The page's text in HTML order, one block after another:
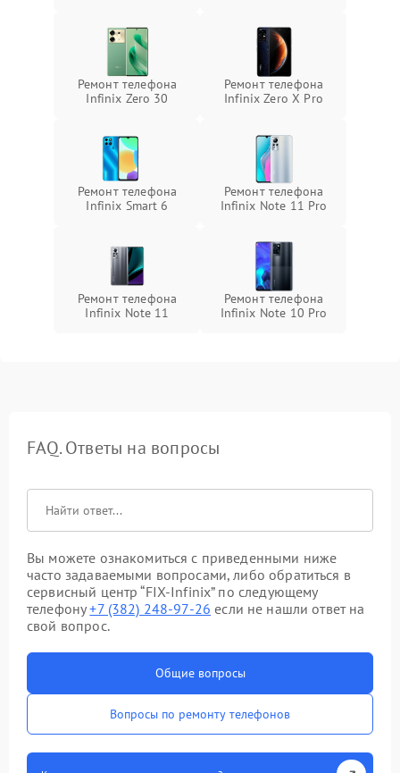
Ремонт телефона
Infinix Zero 30
Ремонт телефона
Infinix Zero X Pro
Ремонт телефона
Infinix Smart 6
Ремонт телефона
Infinix Note 11 Pro
Ремонт телефона
Infinix Note 11
Ремонт телефона
Infinix Note 10 Pro
FAQ. Ответы на вопросы
Вы можете ознакомиться с приведенными ниже
часто задаваемыми вопросами, либо обратиться в
сервисный центр “FIX-Infinix” по следующему
телефону+7 (382) 248-97-26 если не нашли ответ на
свой вопрос.
Общие вопросы
Вопросы по ремонту телефонов